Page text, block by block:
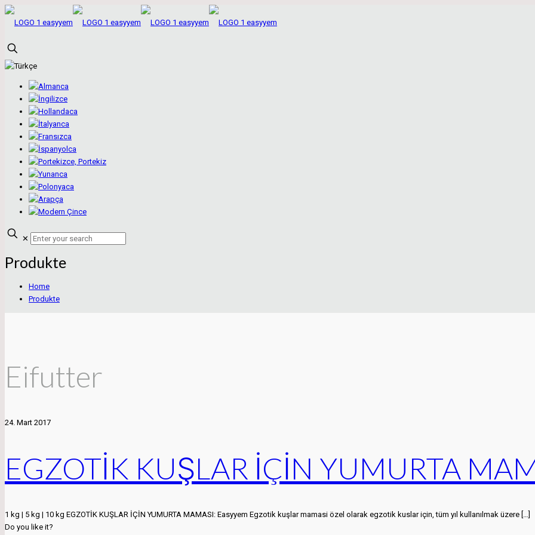
✕
Produkte
Home
Produkte
Eifutter
24. Mart 2017
EGZOTİK KUŞLAR İÇİN YUMURTA
1 kg | 5 kg | 10 kg EGZOTİK KUŞLAR İÇİN YUMURTA MAMASI: Easyyem Egzotik kuşlar mamasi özel olarak egzotik kuslar için, tüm yıl kullanılmak üzere […]
Do you like it?